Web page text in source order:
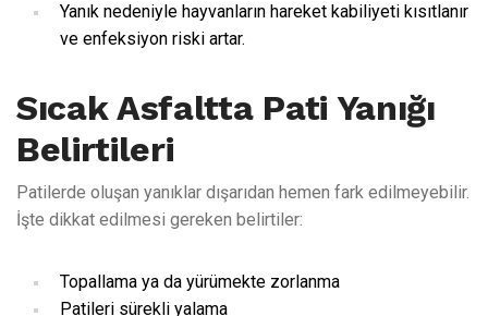
Yanık nedeniyle hayvanların hareket kabiliyeti kısıtlanır
ve enfeksiyon riski artar.
Sıcak Asfaltta Pati Yanığı
Belirtileri
Patilerde oluşan yanıklar dışarıdan hemen fark edilmeyebilir.
İşte dikkat edilmesi gereken belirtiler:
Topallama ya da yürümekte zorlanma
Patileri sürekli yalama